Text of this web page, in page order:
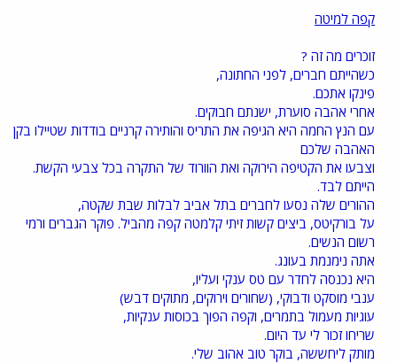
קפה למיטה
זוכרים מה זה ?
כשהייתם חברים, לפני החתונה,
פינקו אתכם.
אחרי אהבה סוערת, ישנתם חבוקים.
עם הנץ החמה היא הגיפה את התריס והותירה קרניים בודדות שטיילו בקן
האהבה שלכם
וצבעו את הקטיפה הירוקה ואת הוורוד של התקרה בכל צבעי הקשת.
הייתם לבד.
ההורים שלה נסעו לחברים בתל אביב לבלות שבת שקטה,
על בורקיטס, ביצים קשות זיתי קלמטה קפה מהביל. פוקר הגברים ורמי
רשום הנשים.
אתה נימנמת בעונג.
היא נכנסה לחדר עם טס ענקי ועליו,
ענבי מוסקט ודבוקי, (שחורים וירוקים, מתוקים דבש)
עוגיות מעמול בתמרים, וקפה הפוך בכוסות ענקיות,
שריחו זכור לי עד היום.
מותק ליחששה, בוקר טוב אהוב שלי.